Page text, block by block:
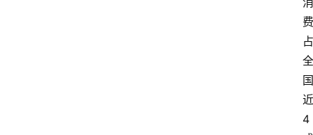
费
占
全
国
近
4